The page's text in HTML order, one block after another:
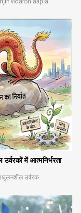
में आत्मनिर्भरता
घुलनशील उर्वरक